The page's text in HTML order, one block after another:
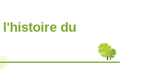
l'histoire du